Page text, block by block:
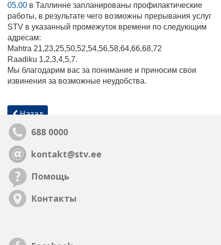
05.00 в Таллинне запланированы профилактические
работы, в результате чего возможны прерывания услуг
STV в указанный промежуток времени по следующим
адресам:
Mahtra 21,23,25,50,52,54,56,58,64,66,68,72
Raadiku 1,2,3,4,5,7.
Мы благодарим вас за понимание и приносим свои
извинения за возможные неудобства.
Назад
688 0000
kontakt@stv.ee
Помощь
Контакты